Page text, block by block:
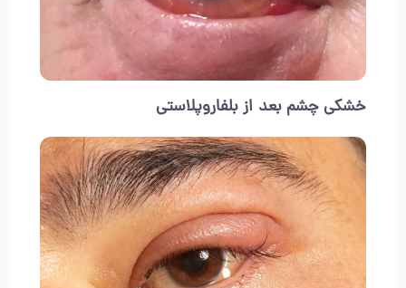
خشکی چشم بعد از بلفاروپلاستی